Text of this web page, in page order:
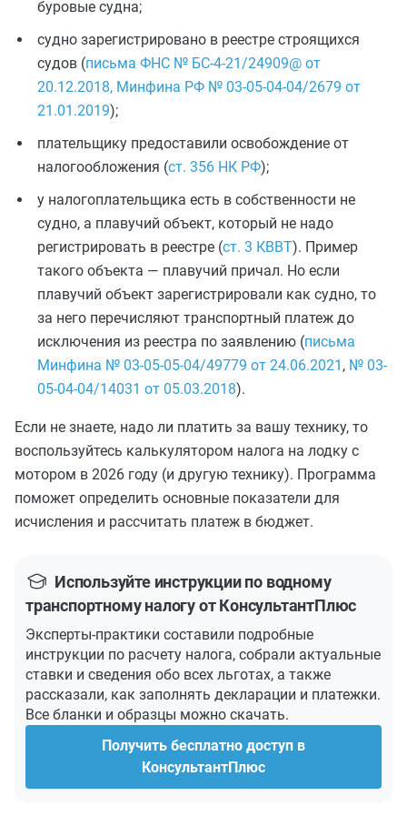
буровые судна;
судно зарегистрировано в реестре строящихся
судов (письма ФНС № БС-4-21/24909@ от
20.12.2018, Минфина РФ № 03-05-04-04/2679 от
21.01.2019);
плательщику предоставили освобождение от
налогообложения (ст. 356 НК РФ);
у налогоплательщика есть в собственности не
судно, а плавучий объект, который не надо
регистрировать в реестре (ст. 3 КВВТ). Пример
такого объекта — плавучий причал. Но если
плавучий объект зарегистрировали как судно, то
за него перечисляют транспортный платеж до
исключения из реестра по заявлению (письма
Минфина № 03-05-05-04/49779 от 24.06.2021 , № 03-
05-04-04/14031 от 05.03.2018).
Если не знаете, надо ли платить за вашу технику, то
воспользуйтесь калькулятором налога на лодку с
мотором в 2026 году (и другую технику). Программа
поможет определить основные показатели для
исчисления и рассчитать платеж в бюджет.
Используйте инструкции по водному
транспортному налогу от КонсультантПлюс
Эксперты-практики составили подробные
инструкции по расчету налога, собрали актуальные
ставки и сведения обо всех льготах, а также
рассказали, как заполнять декларации и платежки.
Все бланки и образцы можно скачать.
Получить бесплатно доступ в
КонсультантПлюс